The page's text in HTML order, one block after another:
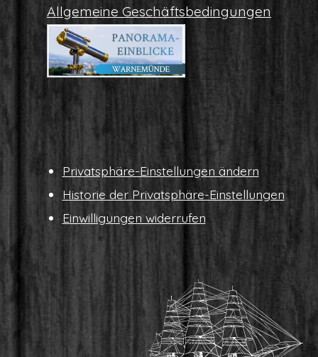
All­ge­mei­ne Geschäftsbedingungen
Pri­vat­sphä­re-Ein­stel­lun­gen ändern
His­to­rie der Privatsphäre-Einstellungen
Ein­wil­li­gun­gen widerrufen